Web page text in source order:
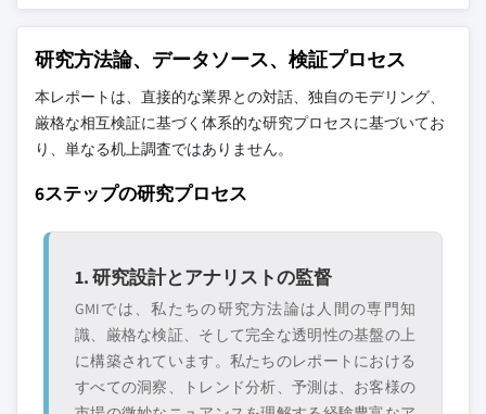
研究方法論、データソース、検証プロセス
本レポートは、直接的な業界との対話、独自のモデリング、
厳格な相互検証に基づく体系的な研究プロセスに基づいてお
り、単なる机上調査ではありません。
6ステップの研究プロセス
1. 研究設計とアナリストの監督
GMIでは、私たちの研究方法論は人間の専門知
識、厳格な検証、そして完全な透明性の基盤の上
に構築されています。私たちのレポートにおける
すべての洞察、トレンド分析、予測は、お客様の